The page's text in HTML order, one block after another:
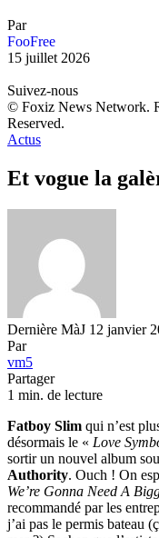
Par
FooFree
15 juillet 2026
Suivez-nous
© Foxiz News Network.
Reserved.
Actus
Et vogue la
Dernière MàJ 12 janvier
Par
vm5
Partager
1 min. de lecture
Fatboy Slim qui n’est
désormais le « Love
sortir un nouvel album
Authority. Ouch ! On
We’re Gonna Need A
recommandé par les
j’ai pas le permis bateau